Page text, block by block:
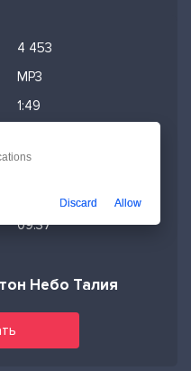
4 453
MP3
1:49
320 кбит/с,
12-05-2026,
09:37
Небо Талия
Discard Allow